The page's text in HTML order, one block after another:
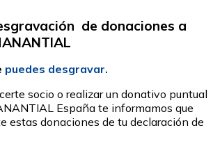
de donaciones a
puedes desgravar.
socio o realizar un donativo puntual
España te informamos que
estas donaciones de tu declaración de